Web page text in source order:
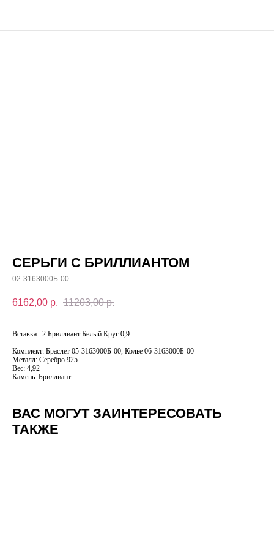
СЕРЬГИ С БРИЛЛИАНТОМ
02-3163000Б-00
6162,00 р. 11203,00 р.
Вставка: 2 Бриллиант Белый Круг 0,9
Комплект: Браслет 05-3163000Б-00, Колье 06-3163000Б-00
Металл: Серебро 925
Вес: 4,92
Камень: Бриллиант
ВАС МОГУТ ЗАИНТЕРЕСОВАТЬ
ТАКЖЕ